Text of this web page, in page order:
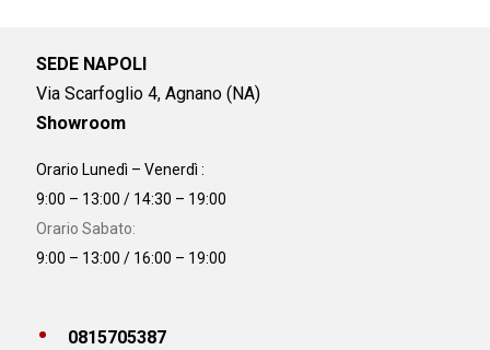
SEDE NAPOLI
Via Scarfoglio 4, Agnano (NA)
Showroom
Orario Lunedì – Venerdì :
9:00 – 13:00 / 14:30 – 19:00
Orario Sabato:
9:00 – 13:00 / 16:00 – 19:00
0815705387